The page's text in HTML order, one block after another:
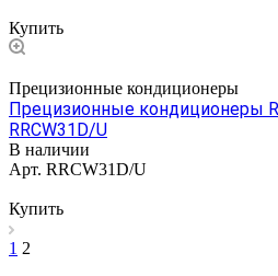
Купить
Прецизионные кондиционеры
Прецизионные кондиционеры
RRCW31D/U
В наличии
Арт. RRCW31D/U
Купить
1 2